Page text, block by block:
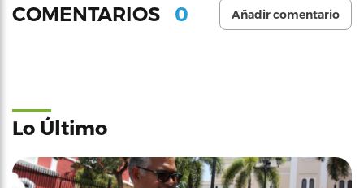
COMENTARIOS 0 Añadir comentario
Lo Último